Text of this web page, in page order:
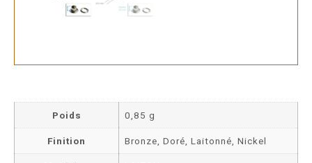
Poids 0,85 g
Finition Bronze, Doré, Laitonné, Nickel